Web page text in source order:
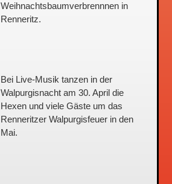
Weihnachtsbaum­verbrennnen in
Renneritz.
Bei Live-Musik tanzen in der
Walpurgisnacht am 30. April die
Hexen und viele Gäste um das
Renneritzer Walpurgisfeuer in den
Mai.